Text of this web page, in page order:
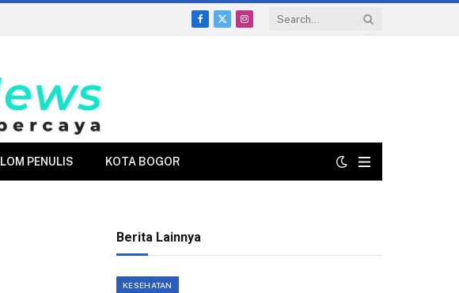
Facebook
X
Instagram
PENULIS KOTA BOGOR
Berita Lainnya
KESEHATAN